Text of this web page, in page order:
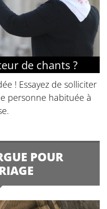
de chants ?
! Essayez de solliciter
personne habituée à
POUR